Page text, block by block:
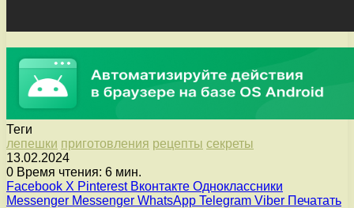
Теги
лепешки приготовления рецепты секреты
13.02.2024
0 Время чтения: 6 мин.
Facebook X Pinterest Вконтакте Одноклассники
Messenger Messenger WhatsApp Telegram Viber Печатать